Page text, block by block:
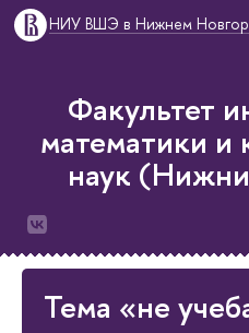
НИУ ВШЭ в Нижнем
Факультет
математики и
наук
Тема «не